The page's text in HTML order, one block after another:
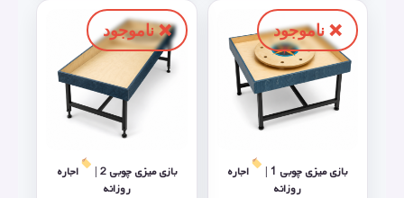
بازی میزی چوبی 1 |
اجاره
روزانه
بازی میزی چوبی 2 |
اجاره
روزانه